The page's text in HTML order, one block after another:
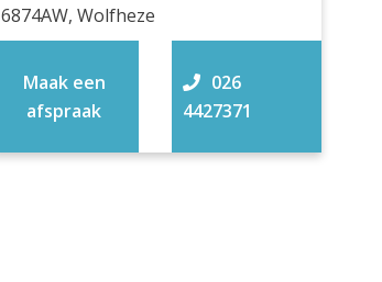
6874AW, Wolfheze
026
4427371
Maak een
afspraak